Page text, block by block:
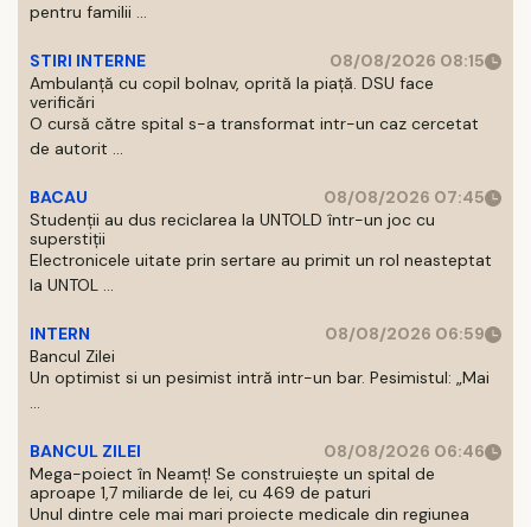
pentru familii ...
STIRI INTERNE
08/08/2026 08:15
Ambulanță cu copil bolnav, oprită la piață. DSU face
verificări
O cursă către spital s-a transformat intr-un caz cercetat
de autorit ...
BACAU
08/08/2026 07:45
Studenții au dus reciclarea la UNTOLD într-un joc cu
superstiții
Electronicele uitate prin sertare au primit un rol neasteptat
la UNTOL ...
INTERN
08/08/2026 06:59
Bancul Zilei
Un optimist si un pesimist intră intr-un bar. Pesimistul: „Mai
...
BANCUL ZILEI
08/08/2026 06:46
Mega-poiect în Neamț! Se construiește un spital de
aproape 1,7 miliarde de lei, cu 469 de paturi
Unul dintre cele mai mari proiecte medicale din regiunea